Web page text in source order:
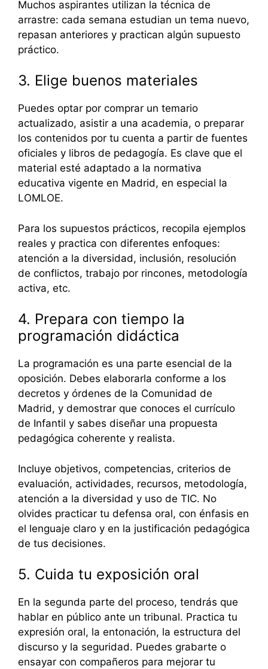
Muchos aspirantes utilizan la técnica de
arrastre: cada semana estudian un tema nuevo,
repasan anteriores y practican algún supuesto
práctico.
3. Elige buenos materiales
Puedes optar por comprar un temario
actualizado, asistir a una academia, o preparar
los contenidos por tu cuenta a partir de fuentes
oficiales y libros de pedagogía. Es clave que el
material esté adaptado a la normativa
educativa vigente en Madrid, en especial la
LOMLOE.
Para los supuestos prácticos, recopila ejemplos
reales y practica con diferentes enfoques:
atención a la diversidad, inclusión, resolución
de conflictos, trabajo por rincones, metodología
activa, etc.
4. Prepara con tiempo la
programación didáctica
La programación es una parte esencial de la
oposición. Debes elaborarla conforme a los
decretos y órdenes de la Comunidad de
Madrid, y demostrar que conoces el currículo
de Infantil y sabes diseñar una propuesta
pedagógica coherente y realista.
Incluye objetivos, competencias, criterios de
evaluación, actividades, recursos, metodología,
atención a la diversidad y uso de TIC. No
olvides practicar tu defensa oral, con énfasis en
el lenguaje claro y en la justificación pedagógica
de tus decisiones.
5. Cuida tu exposición oral
En la segunda parte del proceso, tendrás que
hablar en público ante un tribunal. Practica tu
expresión oral, la entonación, la estructura del
discurso y la seguridad. Puedes grabarte o
ensayar con compañeros para mejorar tu